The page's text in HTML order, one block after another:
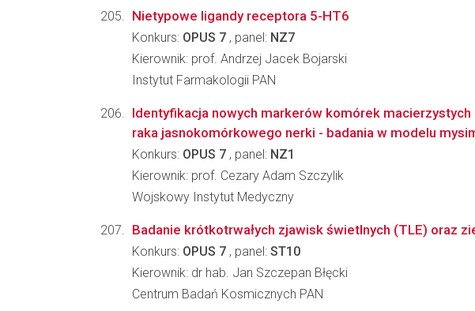
Nietypowe ligandy receptora 5-HT6
Konkurs: OPUS 7 , panel: NZ7
Kierownik: prof. Andrzej Jacek Bojarski
Instytut Farmakologii PAN
Identyfikacja nowych markerów komórek macierzystych
raka jasnokomórkowego nerki - badania w modelu
Konkurs: OPUS 7 , panel: NZ1
Kierownik: prof. Cezary Adam Szczylik
Wojskowy Instytut Medyczny
Badanie krótkotrwałych zjawisk świetlnych (TLE) oraz
Konkurs: OPUS 7 , panel: ST10
Kierownik: dr hab. Jan Szczepan Błęcki
Centrum Badań Kosmicznych PAN